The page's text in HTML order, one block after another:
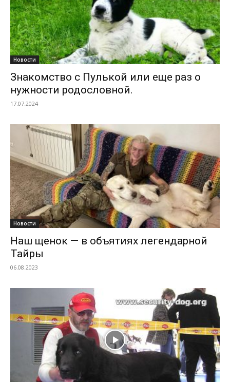
Новости
Знакомство с Пулькой или еще раз о
нужности родословной.
17.07.2024
Новости
Наш щенок — в объятиях легендарной
Тайры
06.08.2023